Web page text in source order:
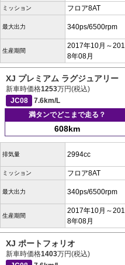
ミッション フロア8AT
最大出力 340ps/6500rpm
生産期間
2017年10月～201
8年08月
XJ プレミアム ラグジュアリー
新車時価格1253万円(税込)
JC08
7.6km/L
満タンでどこまで走る？
608km
排気量 2994cc
ミッション フロア8AT
最大出力 340ps/6500rpm
生産期間
2017年10月～201
8年08月
XJ ポートフォリオ
新車時価格1403万円(税込)